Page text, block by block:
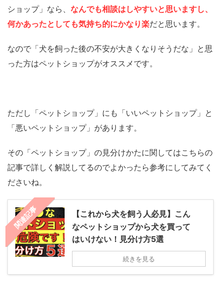
ショップ」なら、 なんでも相談はしやすいと思いますし、
何かあったとしても気持ち的にかなり楽だと思います。
なので「犬を飼った後の不安が大きくなりそうだな」と思
った方はペットショップがオススメです。
ただし「ペットショップ」にも「いいペットショップ」と
「悪いペットショップ」があります。
その「ペットショップ」の見分けかたに関してはこちらの
記事で詳しく解説してるのでよかったら参考にしてみてく
ださいね。
関連記事
【これから犬を飼う人必見】こん
なペットショップから犬を買って
はいけない！見分け方5選
続きを見る